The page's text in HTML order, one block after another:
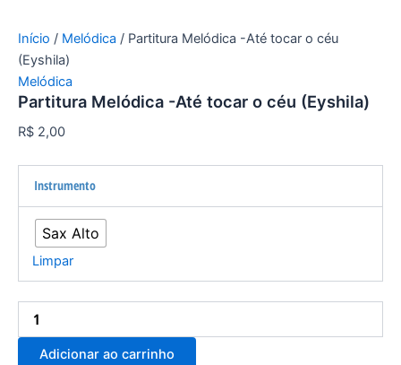
Início / Melódica / Partitura Melódica -Até tocar o céu
(Eyshila)
Melódica
Partitura Melódica -Até tocar o céu (Eyshila)
R$ 2,00
Instrumento
Sax Alto
Limpar
Adicionar ao carrinho